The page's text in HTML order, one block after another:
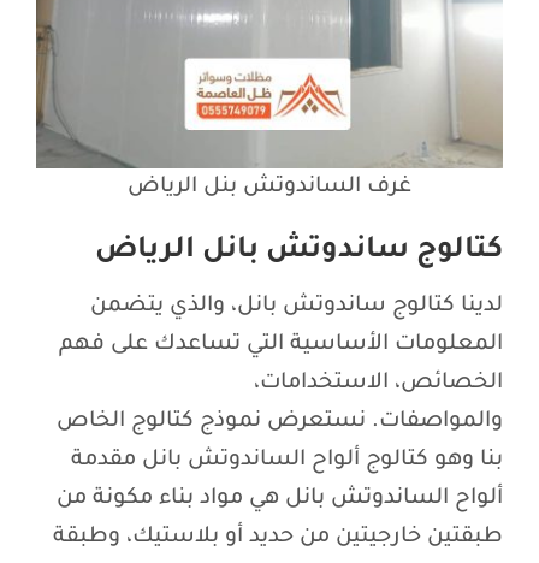
غرف الساندوتش بنل الرياض
كتالوج ساندوتش بانل الرياض
لدينا كتالوج ساندوتش بانل، والذي يتضمن
المعلومات الأساسية التي تساعدك على فهم
الخصائص، الاستخدامات،
والمواصفات. نستعرض نموذج كتالوج الخاص
بنا وهو كتالوج ألواح الساندوتش بانل مقدمة
ألواح الساندوتش بانل هي مواد بناء مكونة من
طبقتين خارجيتين من حديد أو بلاستيك، وطبقة